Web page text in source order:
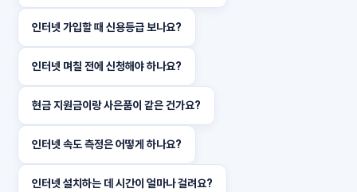
인터넷 가입할 때 신용등급 보나요?
인터넷 며칠 전에 신청해야 하나요?
현금 지원금이랑 사은품이 같은 건가요?
인터넷 속도 측정은 어떻게 하나요?
인터넷 설치하는 데 시간이 얼마나 걸려요?